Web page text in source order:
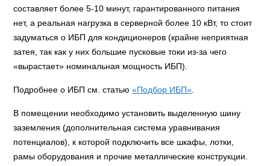
составляет более 5-10 минут, гарантированного питания
нет, а реальная нагрузка в серверной более 10 кВт, то стоит
задуматься о ИБП для кондиционеров (крайне неприятная
затея, так как у них большие пусковые токи из-за чего
«вырастает» номинальная мощность ИБП).
Подробнее о ИБП см. статью«Подбор ИБП»
В помещении необходимо установить выделенную шину
заземления (дополнительная система уравнивания
потенциалов), к которой подключить все шкафы, лотки,
рамы оборудования и прочие металлические конструкции.